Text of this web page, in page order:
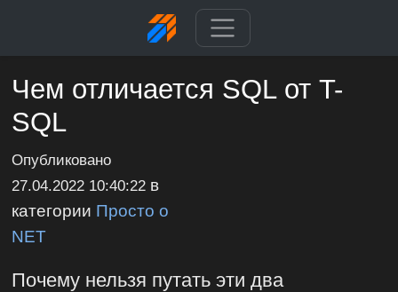
Чем отличается SQL от T-
SQL
Опубликовано
27.04.2022 10:40:22 в
категории Просто о
NET
Почему нельзя путать эти два